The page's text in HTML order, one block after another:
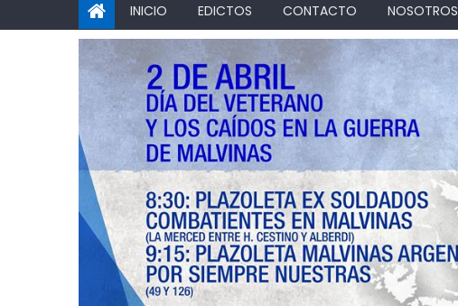
INICIO EDICTOS CONTACTO NOSOTROS